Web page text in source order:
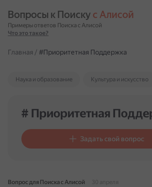
Вопросы к Поиску с Алисой
Примеры ответов Поиска с Алисой
Что это такое?
Главная / #Приоритетная Поддержка
Наука и образование Культура и искусство
# Приоритетная
Задать свой вопрос
Вопрос для Поиска с Алисой
30 апреля